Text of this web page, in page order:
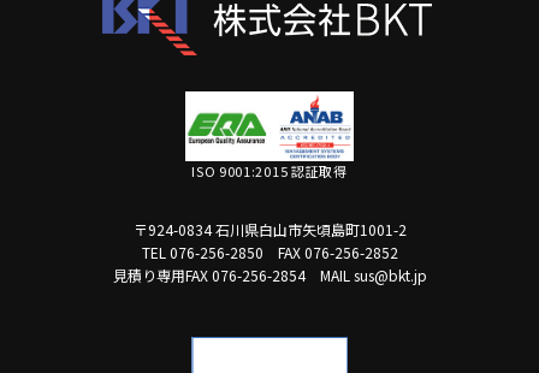
ISO 9001:2015 認証取得
〒924-0834 石川県白山市矢頃島町1001-2
TEL 076-256-2850
FAX 076-256-2852
見積り専用FAX 076-256-2854
MAIL sus@bkt.jp